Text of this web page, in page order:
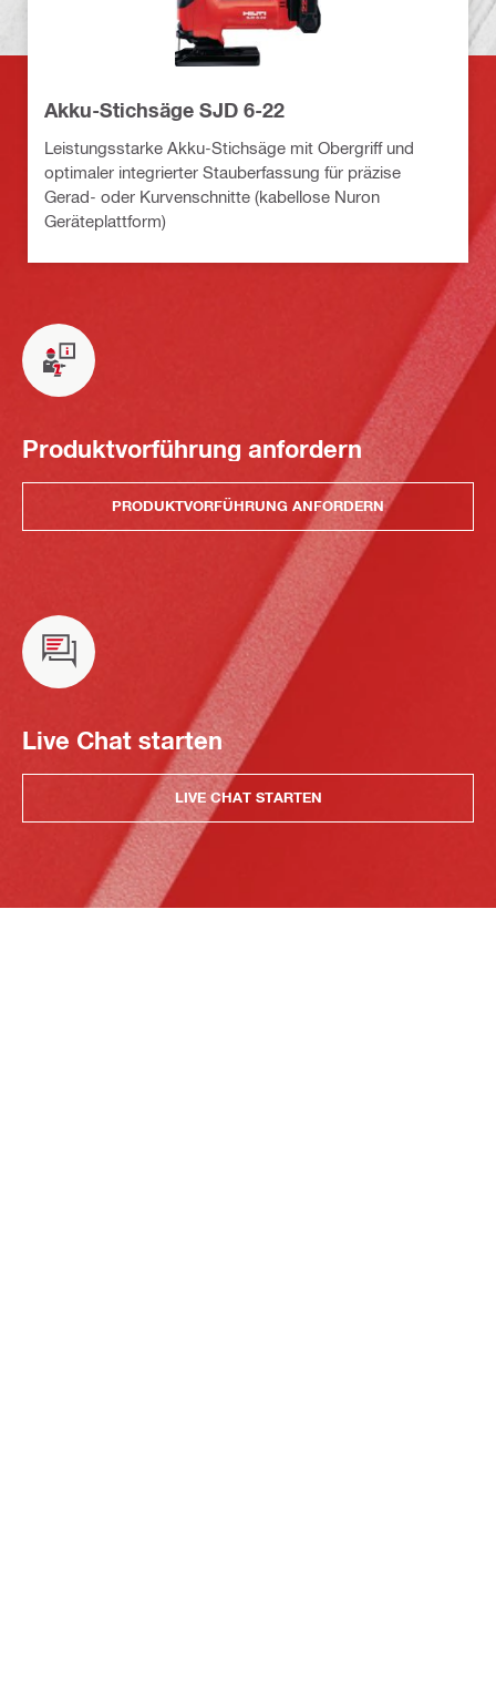
Akku-Stichsäge SJD 6-22
Leistungsstarke Akku-Stichsäge mit Obergriff und
optimaler integrierter Stauberfassung für präzise
Gerad- oder Kurvenschnitte (kabellose Nuron
Geräteplattform)
Produktvorführung anfordern
PRODUKTVORFÜHRUNG ANFORDERN
Live Chat starten
LIVE CHAT STARTEN